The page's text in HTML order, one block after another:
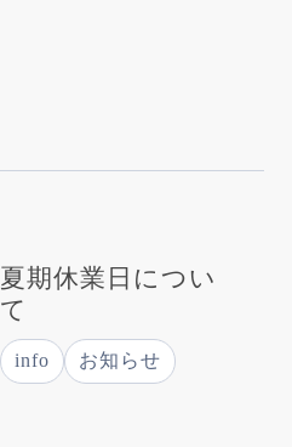
夏期休業日につい
て
info お知らせ